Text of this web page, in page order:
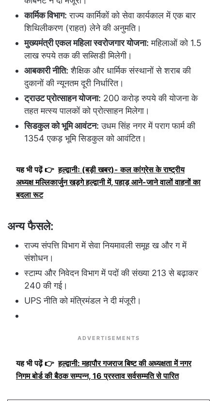
कार्मिक विभाग: राज्य कार्मिकों को सेवा कार्यकाल में एक बार
शिथिलीकरण (राहत) लेने की अनुमति।
मुख्यमंत्री एकल महिला स्वरोजगार योजना: महिलाओं को 1.5
लाख रुपये तक की सब्सिडी मिलेगी।
आबकारी नीति: शैक्षिक और धार्मिक संस्थानों से शराब की
दुकानों की न्यूनतम दूरी निर्धारित।
ट्राउट प्रोत्साहन योजना: 200 करोड़ रुपये की योजना के
तहत मत्स्य पालकों को प्रोत्साहन मिलेगा।
सिडकुल को भूमि आवंटन: उधम सिंह नगर में पराग फार्म की
1354 एकड़ भूमि सिडकुल को आवंटित।
यह भी पढ़ें 👉 हल्द्वानीः (बड़ी खबर)- कल कांग्रेस के राष्ट्रीय
अध्यक्ष मल्लिकार्जुन खड़गे हल्द्वानी में, पहाड़ आने-जाने वालों वाहनों का
बदला रूट
अन्य फैसले:
राज्य संपत्ति विभाग में सेवा नियमावली समूह ख और ग में
संशोधन।
स्टाम्प और निवेदन विभाग में पदों की संख्या 213 से बढ़ाकर
240 की गई।
UPS नीति को मंत्रिमंडल ने दी मंजूरी।
ADVERTISEMENTS
यह भी पढ़ें 👉 हल्द्वानी: महापौर गजराज बिष्ट की अध्यक्षता में नगर
निगम बोर्ड की बैठक सम्पन्न, 16 प्रस्ताव सर्वसम्मति से पारित